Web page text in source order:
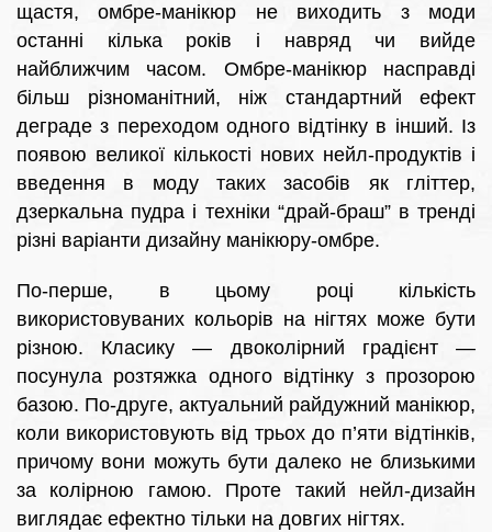
щастя, омбре-манікюр не виходить з моди
останні кілька років і навряд чи вийде
найближчим часом. Омбре-манікюр насправді
більш різноманітний, ніж стандартний ефект
деграде з переходом одного відтінку в інший. Із
появою великої кількості нових нейл-продуктів і
введення в моду таких засобів як гліттер,
дзеркальна пудра і техніки “драй-браш” в тренді
різні варіанти дизайну манікюру-омбре.
По-перше, в цьому році кількість
використовуваних кольорів на нігтях може бути
різною. Класику — двоколірний градієнт —
посунула розтяжка одного відтінку з прозорою
базою. По-друге, актуальний райдужний манікюр,
коли використовують від трьох до п’яти відтінків,
причому вони можуть бути далеко не близькими
за колірною гамою. Проте такий нейл-дизайн
виглядає ефектно тільки на довгих нігтях.